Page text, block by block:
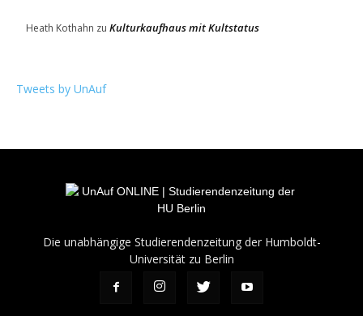
Heath Kothahn zu Kulturkaufhaus mit Kultstatus
Tweets by UnAuf
Die unabhängige Studierendenzeitung der Humboldt-
Universität zu Berlin